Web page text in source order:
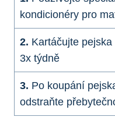
kondicionéry pro
2. Kartáčujte
3x týdně
3. Po ‌koupání
odstraňte